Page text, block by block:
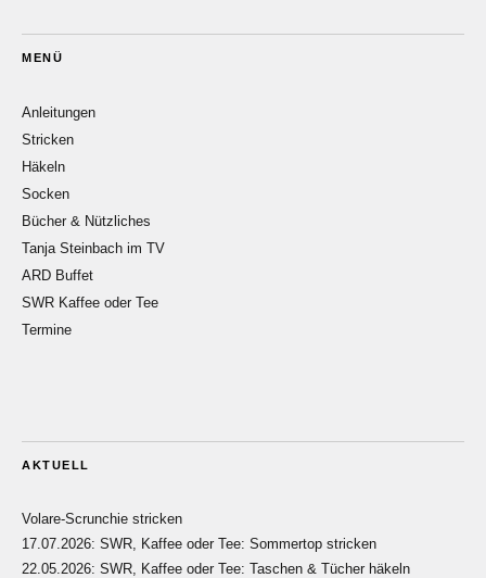
MENÜ
Anleitungen
Stricken
Häkeln
Socken
Bücher & Nützliches
Tanja Steinbach im TV
ARD Buffet
SWR Kaffee oder Tee
Termine
AKTUELL
Volare-Scrunchie stricken
17.07.2026: SWR, Kaffee oder Tee: Sommertop stricken
22.05.2026: SWR, Kaffee oder Tee: Taschen & Tücher häkeln